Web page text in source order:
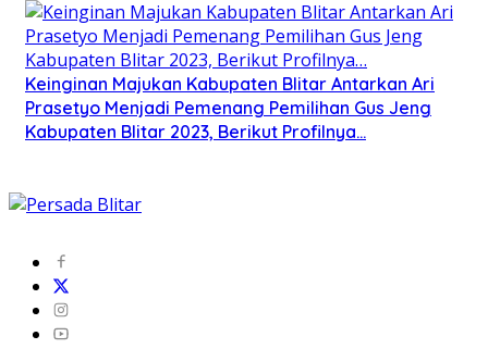
Keinginan Majukan Kabupaten Blitar Antarkan Ari
Prasetyo Menjadi Pemenang Pemilihan Gus Jeng
Kabupaten Blitar 2023, Berikut Profilnya…